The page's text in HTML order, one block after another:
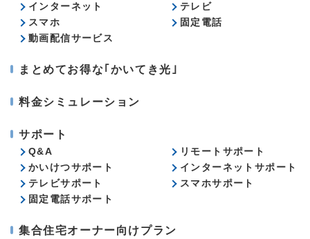
インターネット
テレビ
スマホ
固定電話
動画配信サービス
まとめてお得な｢かいてき光｣
料金シミュレーション
サポート
Q&A
リモートサポート
かいけつサポート
インターネットサポート
テレビサポート
スマホサポート
固定電話サポート
集合住宅オーナー向けプラン